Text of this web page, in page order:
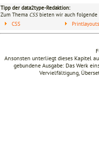
Tipp der data2type-Redaktion:
Zum Thema CSSbieten wir auch folgende
CSS
Ansonsten unterliegt dieses Kapitel
gebundene Ausgabe: Das Werk
Vervielfältigung,